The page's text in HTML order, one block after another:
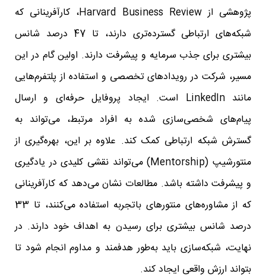
پژوهشی از Harvard Business Review، کارآفرینانی که
شبکه‌های ارتباطی گسترده‌تری دارند، تا 47 درصد شانس
بیشتری برای جذب سرمایه و پیشرفت دارند. اولین گام در این
مسیر، شرکت در رویدادهای تخصصی و استفاده از پلتفرم‌هایی
مانند LinkedIn است. ایجاد پروفایل حرفه‌ای و ارسال
پیام‌های شخصی‌سازی شده به افراد مرتبط، می‌تواند به
گسترش شبکه ارتباطی کمک کند. علاوه بر این، بهره‌گیری از
منتورشیپ (Mentorship) می‌تواند نقشی کلیدی در یادگیری
و پیشرفت داشته باشد. مطالعات نشان می‌دهد که کارآفرینانی
که از مشاوره‌های منتورهای باتجربه استفاده می‌کنند، تا 33
درصد شانس بیشتری برای رسیدن به اهداف خود دارند. در
نهایت، شبکه‌سازی باید به‌طور هدفمند و مداوم انجام شود تا
بتواند ارزش واقعی ایجاد کند.